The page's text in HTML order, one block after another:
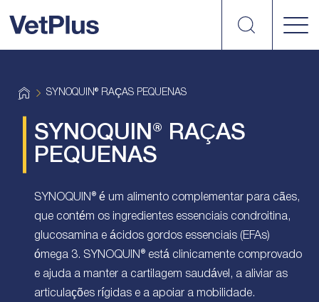
Search
H
o
SYNOQUIN® RAÇAS PEQUENAS
SYNOQUIN® RAÇAS
PEQUENAS
SYNOQUIN® é um alimento complementar para cães,
que contém os ingredientes essenciais condroitina,
glucosamina e ácidos gordos essenciais (EFAs)
ómega 3. SYNOQUIN® está clinicamente comprovado
e ajuda a manter a cartilagem saudável, a aliviar as
articulações rígidas e a apoiar a mobilidade.